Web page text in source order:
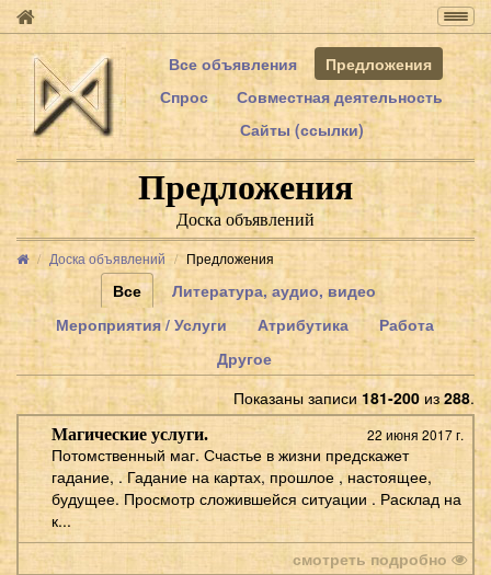
Все объявления
Предложения
Спрос
Совместная деятельность
Сайты (ссылки)
Предложения
Доска объявлений
Доска объявлений Предложения
Все
Литература, аудио, видео
Мероприятия / Услуги
Атрибутика
Работа
Другое
Показаны записи181-200 из288.
22 июня 2017 г.
Магические услуги.
Потомственный маг. Счастье в жизни предскажет
гадание, . Гадание на картах, прошлое , настоящее,
будущее. Просмотр сложившейся ситуации . Расклад на
к...
смотреть подробно